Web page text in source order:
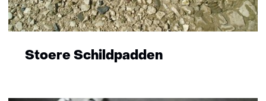
Stoere Schildpadden